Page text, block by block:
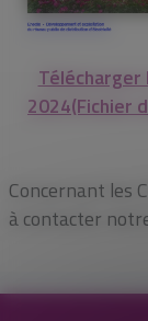
Télécharger
2024(Fichier
Concernant les
à contacter